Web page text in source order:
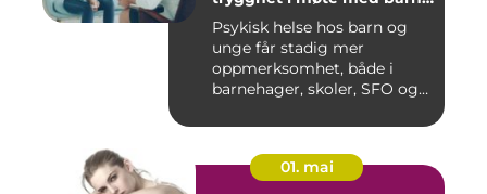
Psykisk helse hos barn og
unge får stadig mer
oppmerksomhet, både i
barnehager, skoler, SFO og
01. mai